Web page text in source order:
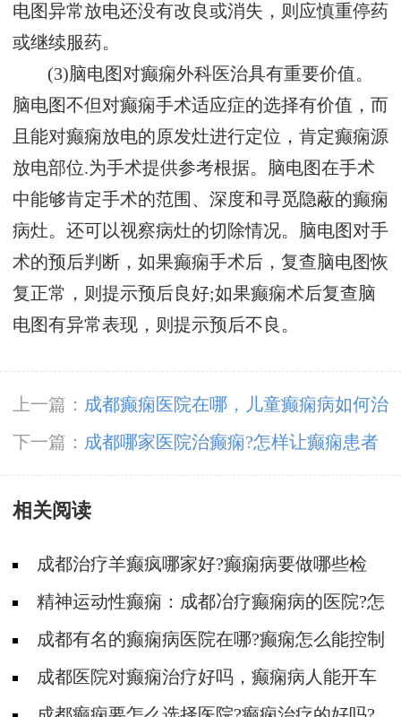
电图异常放电还没有改良或消失，则应慎重停药
或继续服药。
(3)脑电图对癫痫外科医治具有重要价值。
脑电图不但对癫痫手术适应症的选择有价值，而
且能对癫痫放电的原发灶进行定位，肯定癫痫源
放电部位.为手术提供参考根据。脑电图在手术
中能够肯定手术的范围、深度和寻觅隐蔽的癫痫
病灶。还可以视察病灶的切除情况。脑电图对手
术的预后判断，如果癫痫手术后，复查脑电图恢
复正常，则提示预后良好;如果癫痫术后复查脑
电图有异常表现，则提示预后不良。
上一篇： 成都癫痫医院在哪，儿童癫痫病如何治
疗效果才会好?
下一篇： 成都哪家医院治癫痫?怎样让癫痫患者
融入社会?
相关阅读
成都治疗羊癫疯哪家好?癫痫病要做哪些检
查?精神运动性癫痫：成都冶疗癫痫病的医院?怎
么区分癫痫类型
​成都有名的癫痫病医院在哪?癫痫怎么能控制
住?​成都医院对癫痫治疗好吗，癫痫病人能开车